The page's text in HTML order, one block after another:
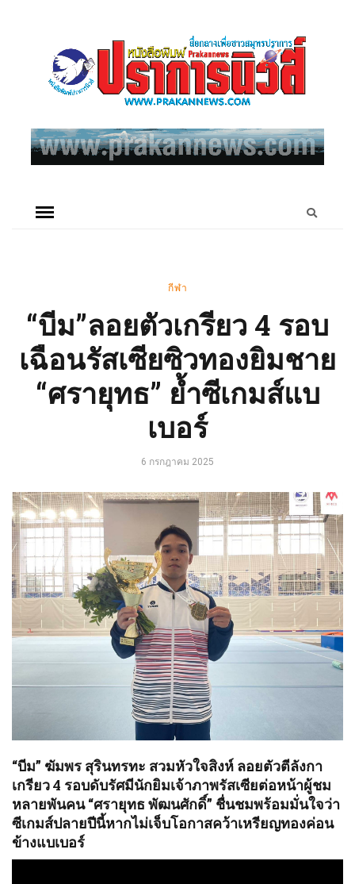
กีฬา
“บีม”ลอยตัวเกรียว 4 รอบ
เฉือนรัสเซียซิวทองยิมชาย
“ศรายุทธ” ย้ำซีเกมส์แบ
เบอร์
6 กรกฎาคม 2025
“บีม” ฆัมพร สุรินทรทะ สวมหัวใจสิงห์ ลอยตัวตีลังกา
เกรียว 4 รอบดับรัศมีนักยิมเจ้าภาพรัสเซียต่อหน้าผู้ชม
หลายพันคน “ศรายุทธ พัฒนศักดิ์” ชื่นชมพร้อมมั่นใจว่า
ซีเกมส์ปลายปีนี้หากไม่เจ็บโอกาสคว้าเหรียญทองค่อน
ข้างแบเบอร์